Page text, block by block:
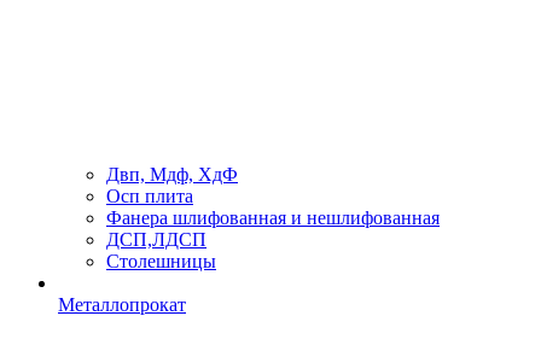
Двп, Мдф, ХдФ
Осп плита
Фанера шлифованная и нешлифованная
ДСП,ЛДСП
Столешницы
Металлопрокат